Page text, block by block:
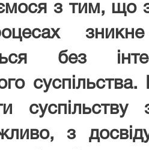
з тим, що
без
суспільству
з